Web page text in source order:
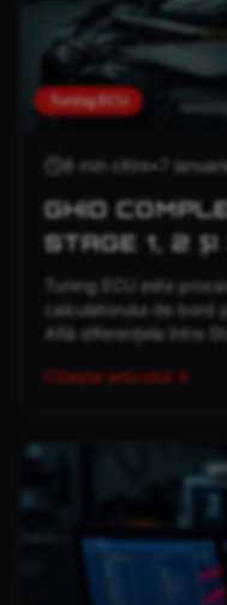
Tuning ECU
8 min citire• 7
GHID
STAGE 1, 2
ȘTII ÎN 2025
Tuning ECU este
calculatorului de bord
Află diferențele între
Citește articolul